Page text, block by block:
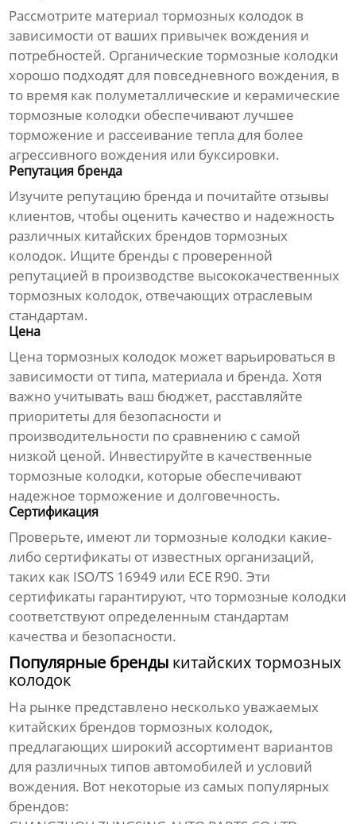
Рассмотрите материалтормозных колодок в
зависимости от ваших привычек вождения и
потребностей. Органическиетормозные колодки
хорошо подходят для повседневного вождения, в
то время как полуметаллические и керамические
тормозные колодки обеспечивают лучшее
торможение и рассеивание тепла для более
агрессивного вождения или буксировки.
Репутация бренда
Изучите репутацию бренда и почитайте отзывы
клиентов, чтобы оценить качество и надежность
различных китайских брендов тормозных
колодок. Ищите бренды с проверенной
репутацией в производстве высококачественных
тормозных колодок, отвечающих отраслевым
стандартам.
Цена
Ценатормозных колодок может варьироваться в
зависимости от типа, материала и бренда. Хотя
важно учитывать ваш бюджет, расставляйте
приоритеты для безопасности и
производительности по сравнению с самой
низкой ценой. Инвестируйте в качественные
тормозные колодки, которые обеспечивают
надежное торможение и долговечность.
Сертификация
Проверьте, имеют литормозные колодки какие-
либо сертификаты от известных организаций,
таких как ISO/TS 16949 или ECE R90. Эти
сертификаты гарантируют, чтотормозные колодки
соответствуют определенным стандартам
качества и безопасности.
Популярные бренды китайских тормозных
колодок
На рынке представлено несколько уважаемых
китайских брендов тормозных колодок,
предлагающих широкий ассортимент вариантов
для различных типов автомобилей и условий
вождения. Вот некоторые из самых популярных
брендов: